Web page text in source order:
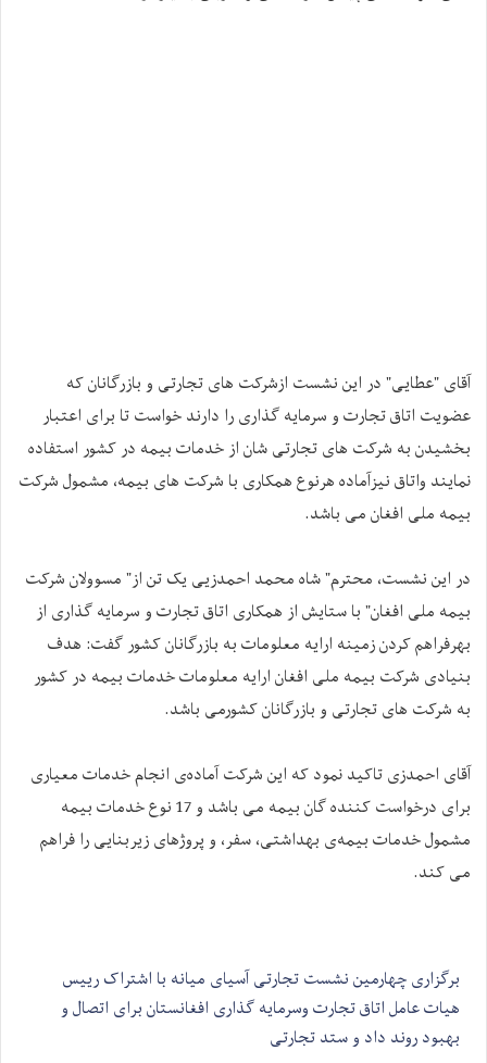
آقای "عطایی" در این نشست ازشرکت های تجارتی و بازرگانان که
عضویت اتاق تجارت و سرمایه گذاری را دارند خواست تا برای اعتبار
بخشیدن به شرکت های تجارتی شان از خدمات بیمه در کشور استفاده
نمایند واتاق نیزآماده هرنوع همکاری با شرکت های بیمه، مشمول شرکت
بیمه ملی افغان می باشد.
در این نشست، محترم" شاه محمد احمدزیی یک تن از" مسوولان شرکت
بیمه ملی افغان" با ستایش از همکاری اتاق تجارت و سرمایه گذاری از
بهرفراهم کردن زمینه ارایه معلومات به بازرگانان کشور گفت: هدف
بنیادی شرکت بیمه ملی افغان ارایه معلومات خدمات بیمه در کشور
به شرکت های تجارتی و بازرگانان کشورمی باشد.
آقای احمدزی تاکید نمود که این شرکت آماده‌ی انجام خدمات معیاری
برای درخواست کننده گان بیمه می باشد و 17 نوع خدمات بیمه
مشمول خدمات بیمه‌ی بهداشتی، سفر، و پروژهای زیربنایی را فراهم
می کند.
برگزاری چهارمین نشست تجارتی آسیای میانه با اشتراک رییس
هیات عامل اتاق تجارت وسرمایه گذاری افغانستان برای اتصال و
بهبود روند داد و ستد تجارتی